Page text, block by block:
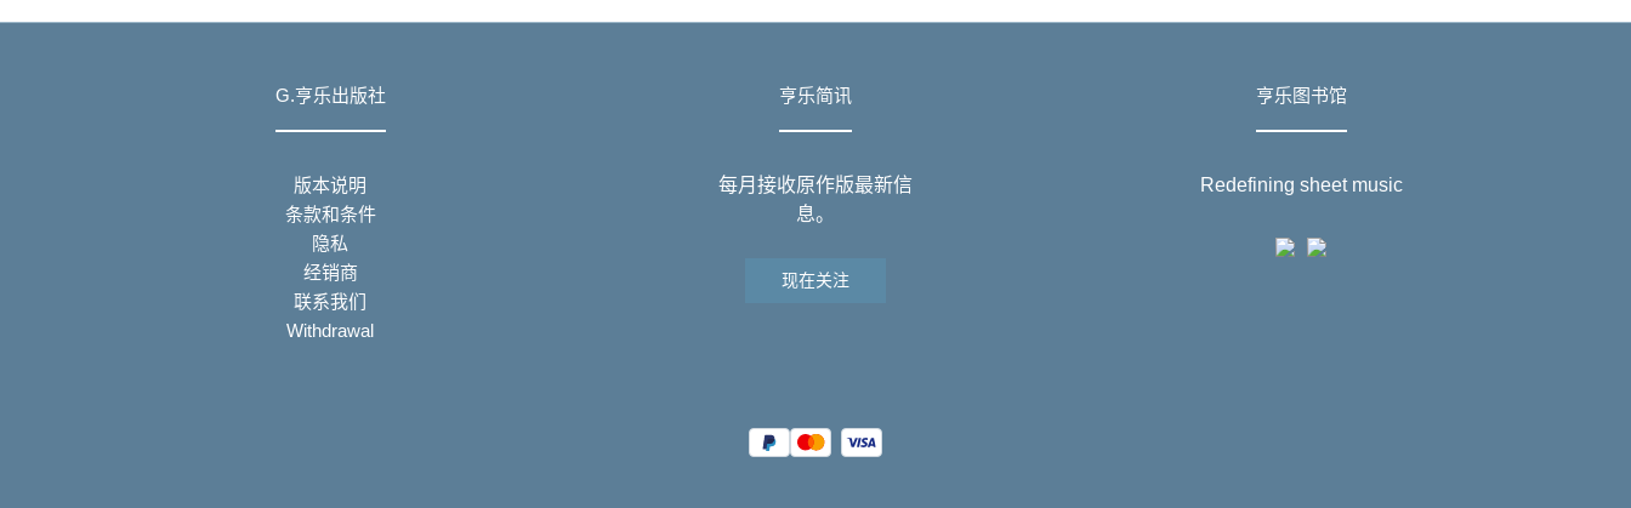
G.亨乐出版社
版本说明
条款和条件
隐私
经销商
联系我们
Withdrawal
亨乐简讯
每月接收原作版最新信
息。
现在关注
亨乐图书馆
Redefining sheet music